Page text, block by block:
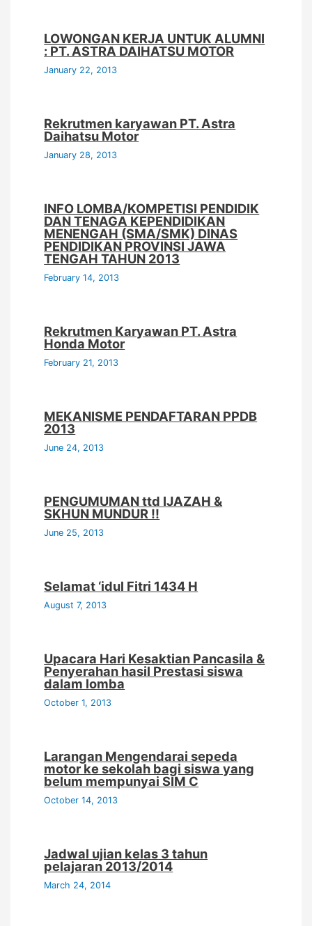
LOWONGAN KERJA UNTUK ALUMNI
: PT. ASTRA DAIHATSU MOTOR
January 22, 2013
Rekrutmen karyawan PT. Astra
Daihatsu Motor
January 28, 2013
INFO LOMBA/KOMPETISI PENDIDIK
DAN TENAGA KEPENDIDIKAN
MENENGAH (SMA/SMK) DINAS
PENDIDIKAN PROVINSI JAWA
TENGAH TAHUN 2013
February 14, 2013
Rekrutmen Karyawan PT. Astra
Honda Motor
February 21, 2013
MEKANISME PENDAFTARAN PPDB
2013
June 24, 2013
PENGUMUMAN ttd IJAZAH &
SKHUN MUNDUR !!
June 25, 2013
Selamat ‘idul Fitri 1434 H
August 7, 2013
Upacara Hari Kesaktian Pancasila &
Penyerahan hasil Prestasi siswa
dalam lomba
October 1, 2013
Larangan Mengendarai sepeda
motor ke sekolah bagi siswa yang
belum mempunyai SIM C
October 14, 2013
Jadwal ujian kelas 3 tahun
pelajaran 2013/2014
March 24, 2014